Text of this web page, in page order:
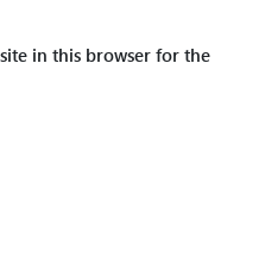
in this browser for the